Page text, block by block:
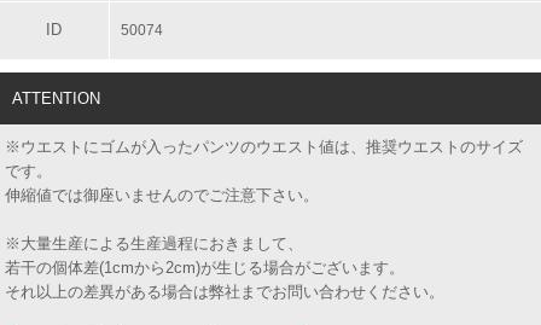
ID 50074
ATTENTION
※ウエストにゴムが入ったパンツのウエスト値は、推奨ウエストのサイズ
です。
伸縮値では御座いませんのでご注意下さい。
※大量生産による生産過程におきまして、
若干の個体差(1cmから2cm)が生じる場合がございます。
それ以上の差異がある場合は弊社までお問い合わせください。